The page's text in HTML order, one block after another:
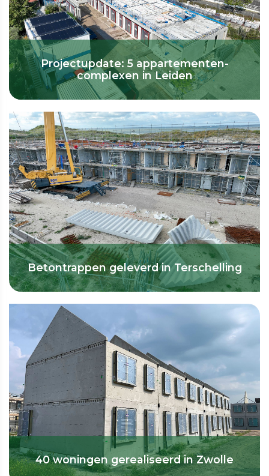
Projectupdate: 5 appartementen-
complexen in Leiden
Betontrappen geleverd in Terschelling
40 woningen gerealiseerd in Zwolle